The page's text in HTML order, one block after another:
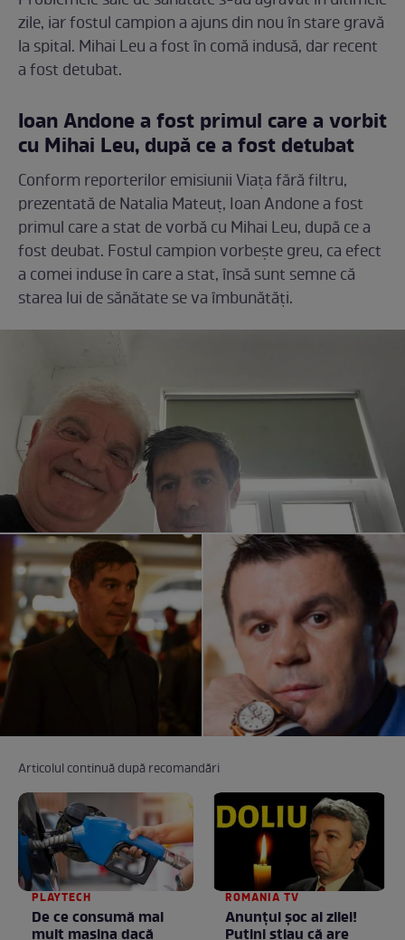
zile, iar fostul campion a ajuns din nou în stare gravă
la spital. Mihai Leu a fost în comă indusă, dar recent
a fost detubat.
Ioan Andone a fost primul care a vorbit
cu Mihai Leu, după ce a fost detubat
Conform reporterilor emisiunii Viața fără filtru,
prezentată de Natalia Mateuț, Ioan Andone a fost
primul care a stat de vorbă cu Mihai Leu, după ce a
fost deubat. Fostul campion vorbește greu, ca efect
a comei induse în care a stat, însă sunt semne că
starea lui de sănătate se va îmbunătăți.
Articolul continuă după recomandări
PLAYTECH
De ce consumă mai
ROMANIA TV
Anunţul şoc al zilei!